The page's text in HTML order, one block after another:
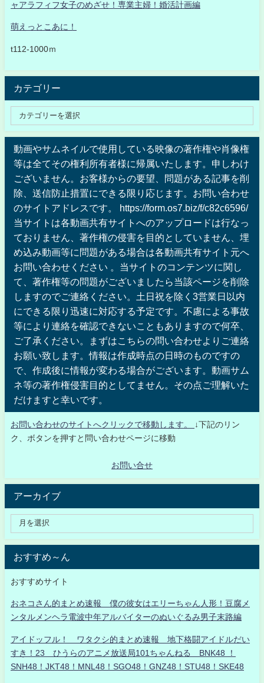
ャアラフィフ女子のめざせ！専業主婦！婚活計画編
萌えっとこあに！
t112-1000ｍ
カテゴリー
動画やサムネイルで使用している映像の著作権や肖像権
等は全てその権利所有者様に帰属いたします。申しわけ
ございません。お客様からの要望、問題がある記事を削
除、送信防止措置にできる限り応じます。お問い合わせ
のサイトアドレスです。 https://form.os7.biz/f/c82c6596/
当サイトは各動画共有サイトへのアップロードは行なっ
ておりません、著作権の侵害を目的としていません、埋
め込み動画等に問題がある場合は各動画共有サイト元へ
お問い合わせください 。当サイトのコンテンツに関し
て、著作権等の問題がございましたら当該ページを削除
しますのでご連絡ください。土日祝を除く3営業日以内
にできる限り迅速に対応する予定です。不慮による事故
等により連絡を確認できないこともありますので何卒、
ご了承ください。まずはこちらの問い合わせよりご連絡
お願い致します。情報は作成時点の日時のものですの
で、作成後に情報が変わる場合がございます。動画サム
ネ等の著作権侵害目的としてません。その点ご理解いた
だけますと幸いです。
お問い合わせのサイトへクリックで移動します。
↓下記のリン
ク、ボタンを押すと問い合わせページに移動
お問い合せ
アーカイブ
おすすめ～ん
おすすめサイト
おネコさん的まとめ速報 僕の彼女はエリーちゃん人形！豆腐メ
ンタルメンヘラ電波中年アルバイターのぬいぐるみ男子末路編
アイドッフル！ ワタクシ的まとめ速報 地下格闘アイドルだい
すき！23 ひうらのアニメ放送局101ちゃんねる BNK48 ！
SNH48！JKT48！MNL48！SGO48！GNZ48！STU48！SKE48